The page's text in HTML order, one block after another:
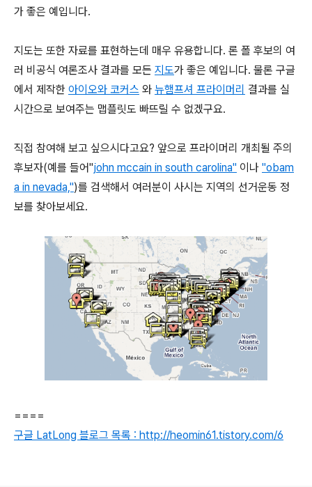
가 좋은 예입니다.
지도는 또한 자료를 표현하는데 매우 유용합니다. 론 폴 후보의 여
러 비공식 여론조사 결과를 모든 지도가 좋은 예입니다. 물론 구글
에서 제작한 아이오와 코커스 와 뉴햄프셔 프라이머리 결과를 실
시간으로 보여주는 맵플릿도 빠뜨릴 수 없겠구요.
직접 참여해 보고 싶으시다고요? 앞으로 프라이머리 개최될 주의
후보자(예를 들어"john mccain in south carolina" 이나 "obam
a in nevada,")를 검색해서 여러분이 사시는 지역의 선거운동 정
보를 찾아보세요.
====
구글 LatLong 블로그 목록 : http://heomin61.tistory.com/6